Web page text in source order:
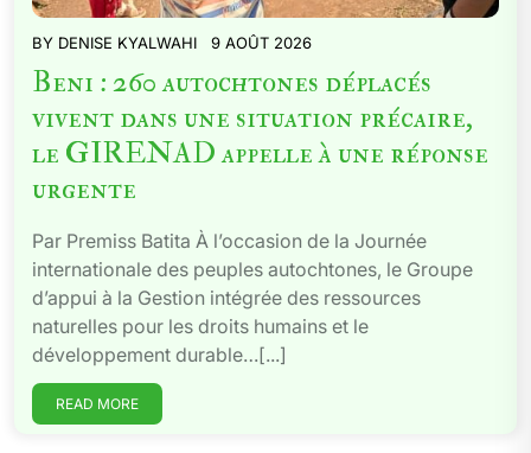
BY DENISE KYALWAHI 9 AOÛT 2026
Beni : 260 autochtones déplacés
vivent dans une situation précaire,
le GIRENAD appelle à une réponse
urgente
Par Premiss Batita À l’occasion de la Journée
internationale des peuples autochtones, le Groupe
d’appui à la Gestion intégrée des ressources
naturelles pour les droits humains et le
développement durable…[...]
READ MORE